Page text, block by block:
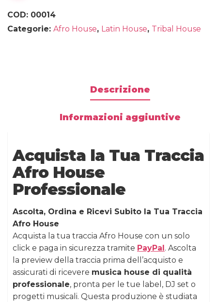
COD: 00014
Categorie: Afro House, Latin House, Tribal House
Descrizione
Informazioni aggiuntive
Acquista la Tua Traccia
Afro House
Professionale
Ascolta, Ordina e Ricevi Subito la Tua Traccia
Afro House
Acquista la tua traccia Afro House con un solo
click e paga in sicurezza tramite PayPal. Ascolta
la preview della traccia prima dell’acquisto e
assicurati di ricevere musica house di qualità
professionale, pronta per le tue label, DJ set o
progetti musicali. Questa produzione è studiata